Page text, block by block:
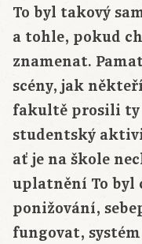
To byl takový
a tohle, pokud
znamenat.
scény, jak
fakultě prosili ty
studentský
ať je na škole
uplatnění To byl
ponižování,
fungovat,